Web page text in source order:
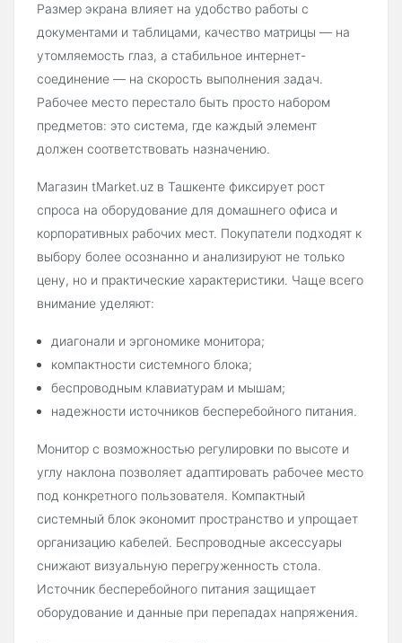
Размер экрана влияет на удобство работы с
документами и таблицами, качество матрицы — на
утомляемость глаз, а стабильное интернет-
соединение — на скорость выполнения задач.
Рабочее место перестало быть просто набором
предметов: это система, где каждый элемент
должен соответствовать назначению.
Магазин tMarket.uz в Ташкенте фиксирует рост
спроса на оборудование для домашнего офиса и
корпоративных рабочих мест. Покупатели подходят к
выбору более осознанно и анализируют не только
цену, но и практические характеристики. Чаще всего
внимание уделяют:
диагонали и эргономике монитора;
компактности системного блока;
беспроводным клавиатурам и мышам;
надежности источников бесперебойного питания.
Монитор с возможностью регулировки по высоте и
углу наклона позволяет адаптировать рабочее место
под конкретного пользователя. Компактный
системный блок экономит пространство и упрощает
организацию кабелей. Беспроводные аксессуары
снижают визуальную перегруженность стола.
Источник бесперебойного питания защищает
оборудование и данные при перепадах напряжения.